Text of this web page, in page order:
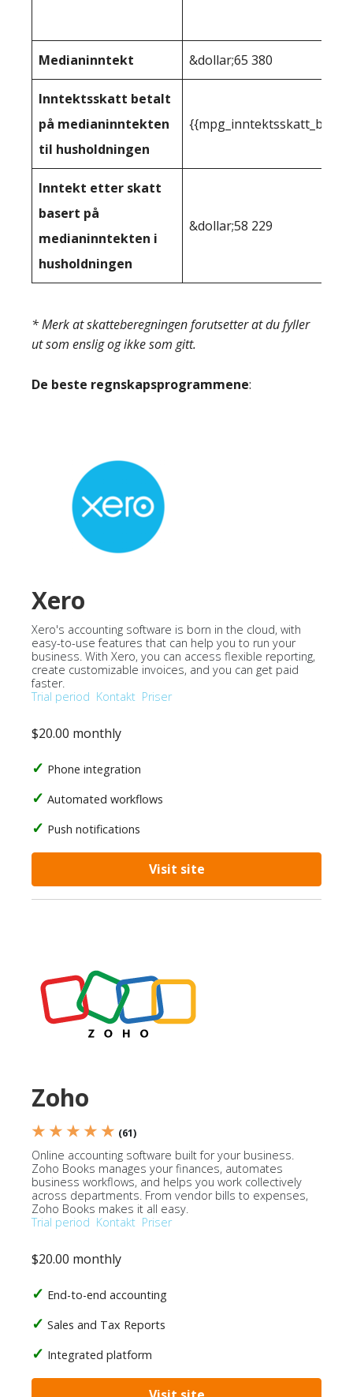
Medianinntekt &dollar;65 380
Inntektsskatt betalt
på medianinntekten
til husholdningen
Inntekt etter skatt
basert på
medianinntekten i
husholdningen
&dollar;58 229
* Merk at skatteberegningen forutsetter at du fyller
ut som enslig og ikke som gitt.
De beste regnskapsprogrammene:
Xero
Xero's accounting software is born in the cloud, with
easy-to-use features that can help you to run your
business. With Xero, you can access flexible reporting,
create customizable invoices, and you can get paid
faster.
Trial period Kontakt Priser
$20.00 monthly
Phone integration
Automated workflows
Push notifications
Visit site
Zoho
★ ★ ★ ★ ★ (61)
Online accounting software built for your business.
Zoho Books manages your finances, automates
business workflows, and helps you work collectively
across departments. From vendor bills to expenses,
Zoho Books makes it all easy.
Trial period Kontakt Priser
$20.00 monthly
End-to-end accounting
Sales and Tax Reports
Integrated platform